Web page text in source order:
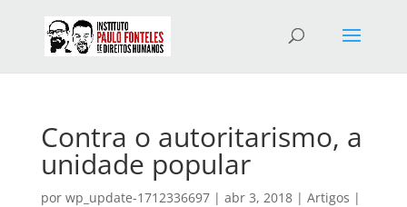
Contra o autoritarismo, a
unidade popular
por wp_update-1712336697| abr 3, 2018| Artigos |